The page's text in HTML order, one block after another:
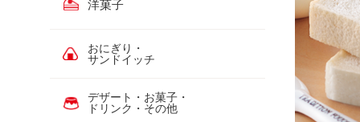
洋菓子
おにぎり・
サンドイッチ
デザート・お菓子・
ドリンク・その他